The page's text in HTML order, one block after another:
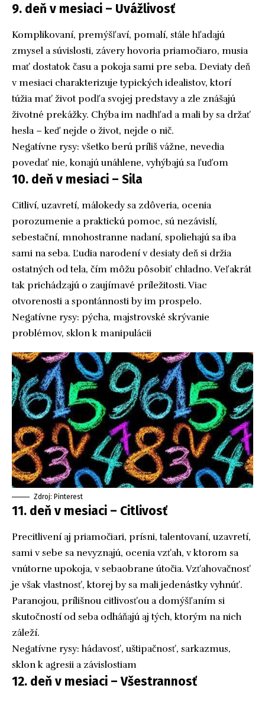
9. deň v mesiaci – Uvážlivosť
Komplikovaní, premýšľaví, pomalí, stále hľadajú
zmysel a súvislosti, závery hovoria priamočiaro, musia
mať dostatok času a pokoja sami pre seba. Deviaty deň
v mesiaci charakterizuje typických idealistov, ktorí
túžia mať život podľa svojej predstavy a zle znášajú
životné prekážky. Chýba im nadhľad a mali by sa držať
hesla – keď nejde o život, nejde o nič.
Negatívne rysy: všetko berú príliš vážne, nevedia
povedať nie, konajú unáhlene, vyhýbajú sa ľuďom
10. deň v mesiaci – Sila
Citliví, uzavretí, málokedy sa zdôveria, ocenia
porozumenie a praktickú pomoc, sú nezávislí,
sebestační, mnohostranne nadaní, spoliehajú sa iba
sami na seba. Ľudia narodení v desiaty deň si držia
ostatných od tela, čím môžu pôsobiť chladno. Veľakrát
tak prichádzajú o zaujímavé príležitosti. Viac
otvorenosti a spontánnosti by im prospelo.
Negatívne rysy: pýcha, majstrovské skrývanie
problémov, sklon k manipulácii
Zdroj: Pinterest
11. deň v mesiaci – Citlivosť
Precitlivení aj priamočiari, prísni, talentovaní, uzavretí,
sami v sebe sa nevyznajú, ocenia vzťah, v ktorom sa
vnútorne upokoja, v sebaobrane útočia. Vzťahovačnosť
je však vlastnosť, ktorej by sa mali jedenástky vyhnúť.
Paranojou, prílišnou citlivosťou a domýšľaním si
skutočností od seba odháňajú aj tých, ktorým na nich
záleží.
Negatívne rysy: hádavosť, uštipačnosť, sarkazmus,
sklon k agresii a závislostiam
12. deň v mesiaci – Všestrannosť